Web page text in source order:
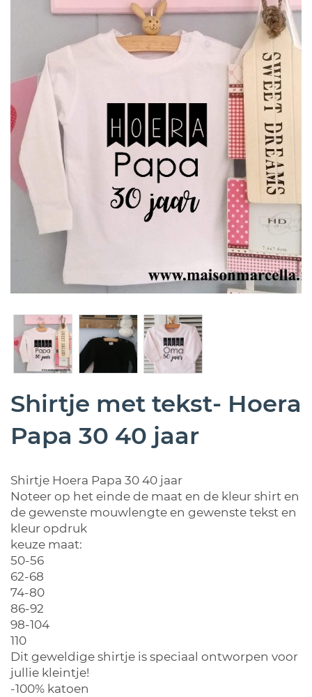
Shirtje met tekst- Hoera
Papa 30 40 jaar
Shirtje Hoera Papa 30 40 jaar
Noteer op het einde de maat en de kleur shirt en
de gewenste mouwlengte en gewenste tekst en
kleur opdruk
keuze maat:
50-56
62-68
74-80
86-92
98-104
110
Dit geweldige shirtje is speciaal ontworpen voor
jullie kleintje!
-100% katoen